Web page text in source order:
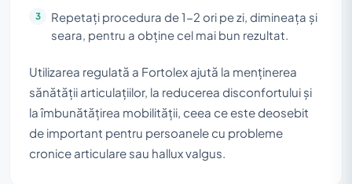
Repetați procedura de 1-2 ori pe zi, dimineața și
seara, pentru a obține cel mai bun rezultat.
Utilizarea regulată a Fortolex ajută la menținerea
sănătății articulațiilor, la reducerea disconfortului și
la îmbunătățirea mobilității, ceea ce este deosebit
de important pentru persoanele cu probleme
cronice articulare sau hallux valgus.